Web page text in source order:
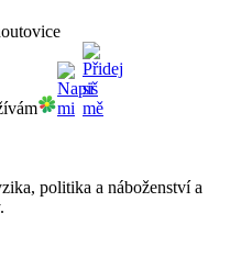
politika a náboženství a